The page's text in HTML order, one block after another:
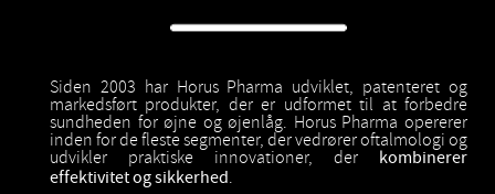
Siden 2003 har Horus Pharma udviklet, patenteret og
markedsført produkter, der er udformet til at forbedre
sundheden for øjne og øjenlåg. Horus Pharma opererer
inden for de fleste segmenter, der vedrører oftalmologi og
udvikler praktiske innovationer, der kombinerer
effektivitet og sikkerhed.